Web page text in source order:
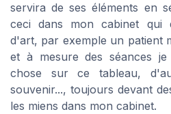
servira de ses éléments en
ceci dans mon cabinet qui
d'art, par exemple un patient
et à mesure des séances
chose sur ce tableau,
souvenir..., toujours devant
les miens dans mon cabinet.